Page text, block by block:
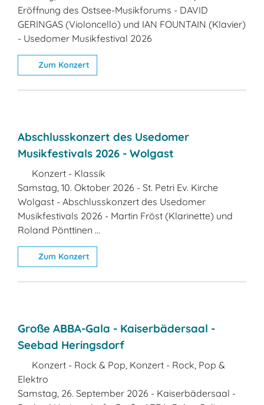
Eröffnung des Ostsee-Musikforums - DAVID
GERINGAS (Violoncello) und IAN FOUNTAIN (Klavier)
- Usedomer Musikfestival 2026
Zum Konzert
Abschlusskonzert des Usedomer
Musikfestivals 2026 - Wolgast
Konzert - Klassik
Samstag, 10. Oktober 2026 - St. Petri Ev. Kirche
Wolgast - Abschlusskonzert des Usedomer
Musikfestivals 2026 - Martin Fröst (Klarinette) und
Roland Pönttinen ...
Zum Konzert
Große ABBA-Gala - Kaiserbädersaal -
Seebad Heringsdorf
Konzert - Rock & Pop, Konzert - Rock, Pop &
Elektro
Samstag, 26. September 2026 - Kaiserbädersaal -